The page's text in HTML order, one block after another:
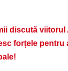
discută viitorul
forțele pentru